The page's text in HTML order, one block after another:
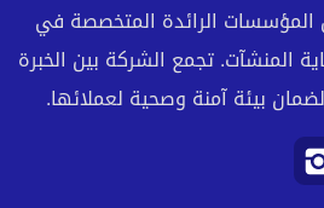
الرائدة المتخصصة في
المنشآت. تجمع الشركة بين الخبرة
لضمان بيئة آمنة وصحية لعملائها.
تابعنا